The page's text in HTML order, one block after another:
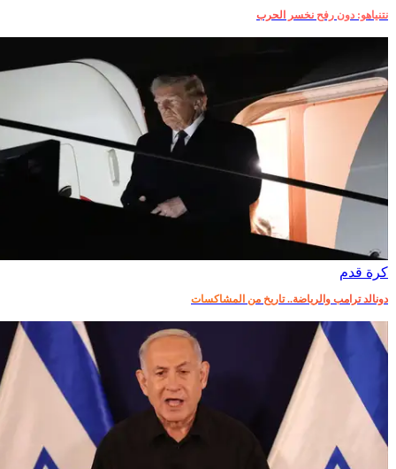
نتنياهو: دون رفح نخسر الحرب
كرة قدم
دونالد ترامب والرياضة.. تاريخ من المشاكسات